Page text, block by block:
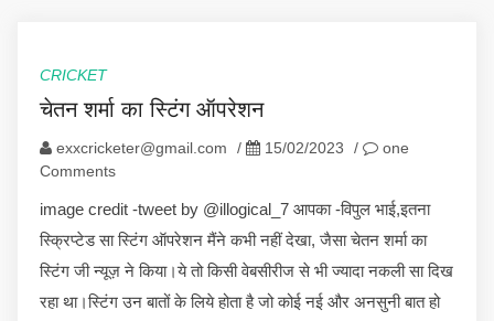
CRICKET
चेतन शर्मा का स्टिंग ऑपरेशन
exxcricketer@gmail.com / 15/02/2023 /
one
Comments
image credit -tweet by @illogical_7 आपका -विपुल भाई,इतना
स्क्रिप्टेड सा स्टिंग ऑपरेशन मैंने कभी नहीं देखा, जैसा चेतन शर्मा का
स्टिंग जी न्यूज़ ने किया।ये तो किसी वेबसीरीज से भी ज्यादा नकली सा दिख
रहा था।स्टिंग उन बातों के लिये होता है जो कोई नई और अनसुनी बात हो